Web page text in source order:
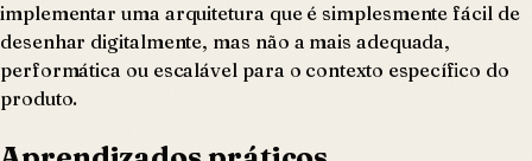
implementar uma arquitetura que é simplesmente fácil de
desenhar digitalmente, mas não a mais adequada,
performática ou escalável para o contexto específico do
produto.